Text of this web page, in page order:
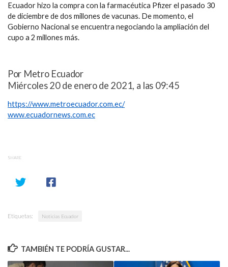
Ecuador hizo la compra con la farmacéutica Pfizer el pasado 30
de diciembre de dos millones de vacunas. De momento, el
Gobierno Nacional se encuentra negociando la ampliación del
cupo a 2 millones más.
Por Metro Ecuador
Miércoles 20 de enero de 2021, a las 09:45
https://www.metroecuador.com.ec/
www.ecuadornews.com.ec
SHARE
Etiquetas: Noticias Ecuador
TAMBIÉN TE PODRÍA GUSTAR...